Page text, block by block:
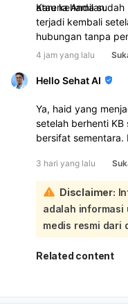
atau kehamilan.
Karena Anda
terjadi kembali
hubungan tanpa
kehamilan dapat
4 jam yang lalu
Hello Sehat AI
Ya, haid yang
setelah berhenti
bersifat sementara.
Untuk membantu
berat badan ideal,
mengontrol stres,
dokter untuk
gangguan hormon,
sudah sampai 16
periksa ke dokter
3 hari yang lalu
Disclaimer:
adalah informasi
medis resmi dari
Related content